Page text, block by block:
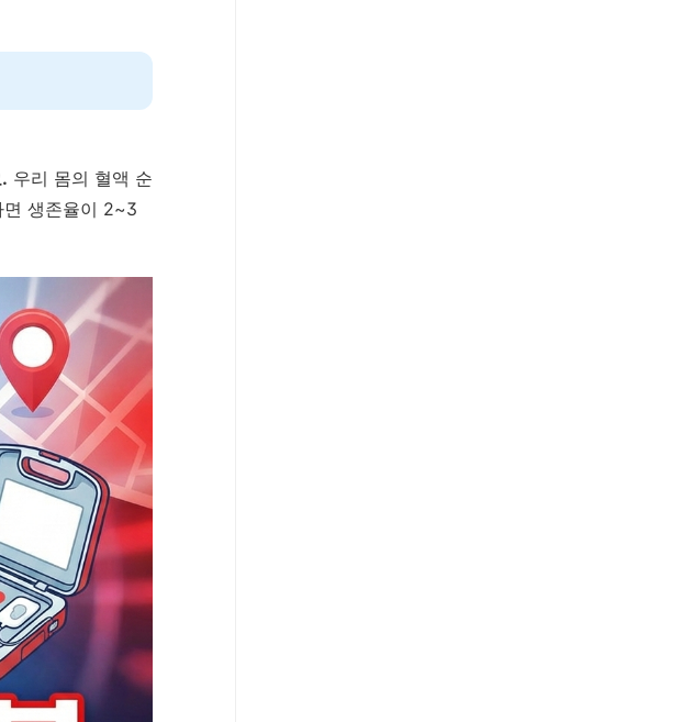
우리 몸의 혈액 순
면 생존율이 2~3